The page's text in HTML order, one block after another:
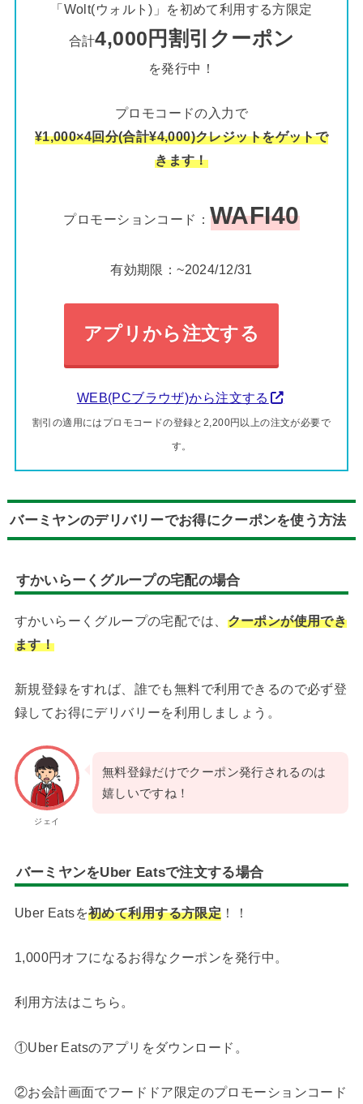
「Wolt(ウォルト)」を初めて利用する方限定
合計4,000円割引クーポン
を発行中！
プロモコードの入力で
¥1,000×4回分(合計¥4,000)クレジットをゲットで
きます！
プロモーションコード： WAFI40
有効期限：~2024/12/31
アプリから注文する
WEB(PCブラウザ)から注文する
割引の適用にはプロモコードの登録と2,200円以上の注文が必要で
す。
バーミヤンのデリバリーでお得にクーポンを使う方法
すかいらーくグループの宅配の場合
すかいらーくグループの宅配では、 クーポンが使用でき
ます！
新規登録をすれば、誰でも無料で利用できるので必ず登
録してお得にデリバリーを利用しましょう。
ジェイ
無料登録だけでクーポン発行されるのは
嬉しいですね！
バーミヤンをUber Eatsで注文する場合
Uber Eatsを初めて利用する方限定 ！！
1,000円オフになるお得なクーポンを発行中。
利用方法はこちら。
①Uber Eatsのアプリをダウンロード。
②お会計画面でフードドア限定のプロモーションコード